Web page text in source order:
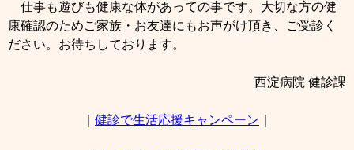
仕事も遊びも健康な体があっての事です。大切な方の健
康確認のためご家族・お友達にもお声がけ頂き、ご受診く
ださい。お待ちしております。
西淀病院 健診課
健診で生活応援キャンペーン